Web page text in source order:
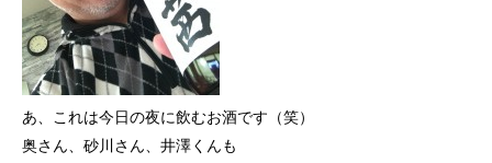
あ、これは今日の夜に飲むお酒です（笑）
奥さん、砂川さん、井澤くんも